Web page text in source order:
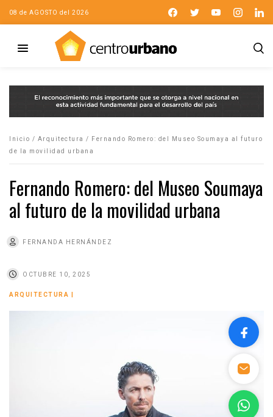
08 de AGOSTO del 2026
Inicio / Arquitectura /
Fernando Romero: del Museo Soumaya al futuro
de la movilidad urbana
Fernando Romero: del Museo Soumaya
al futuro de la movilidad urbana
FERNANDA HERNÁNDEZ
OCTUBRE 10, 2025
ARQUITECTURA